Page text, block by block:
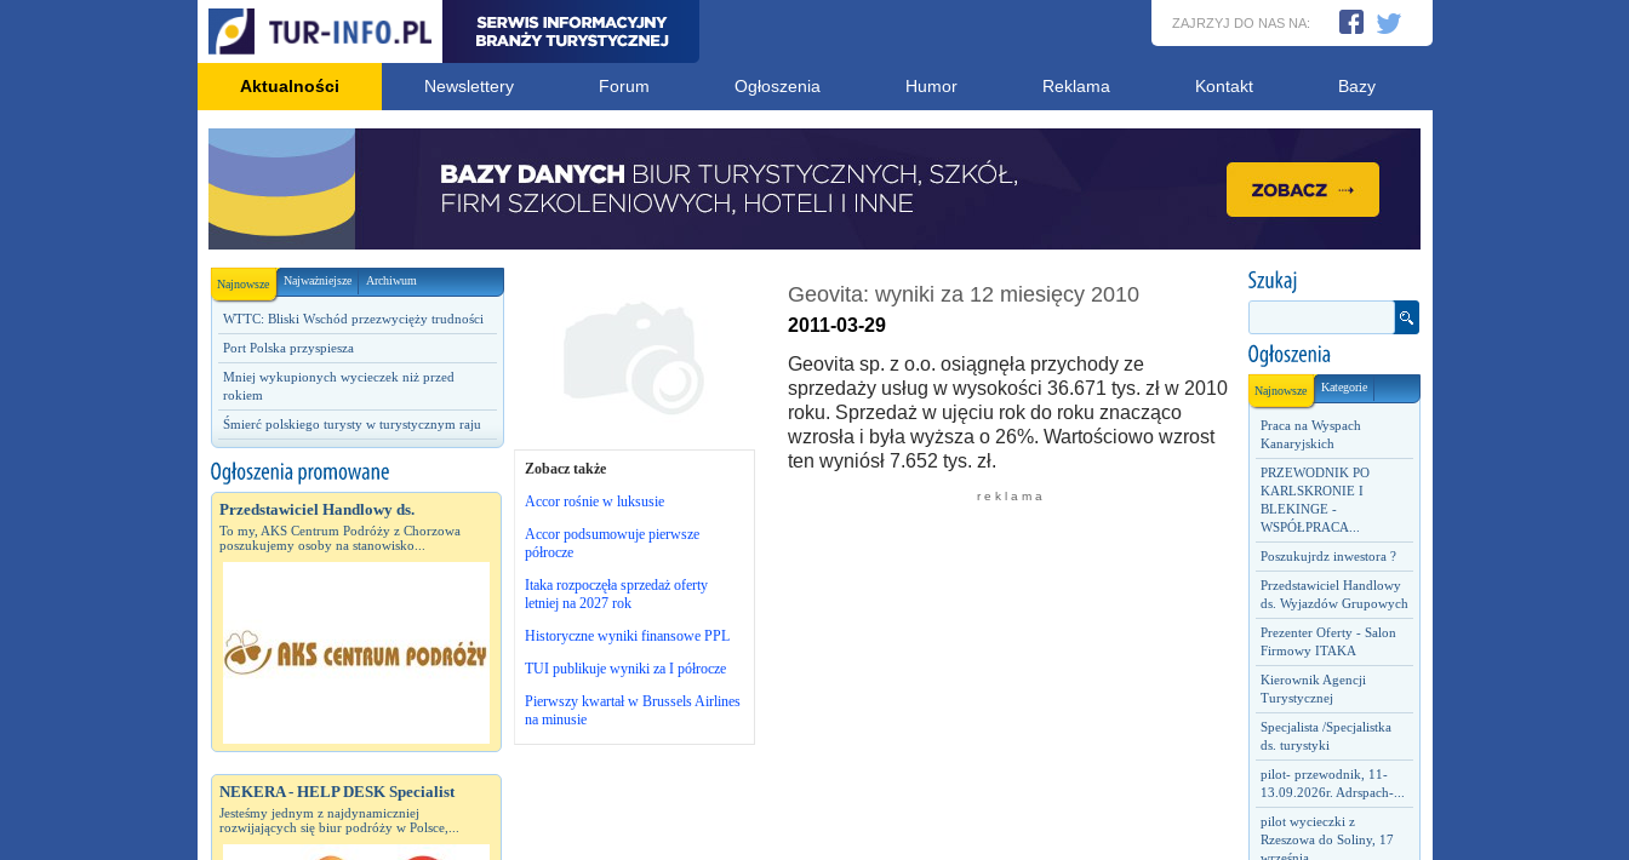
ZAJRZYJ DO NAS NA:
Aktualności Newslettery Forum Ogłoszenia Humor Reklama Kontakt Bazy
Najnowsze Najważniejsze Archiwum
WTTC: Bliski Wschód przezwycięży trudności
Port Polska przyspiesza
Mniej wykupionych wycieczek niż przed
rokiem
Śmierć polskiego turysty w turystycznym raju
Przedstawiciel Handlowy ds.
To my, AKS Centrum Podróży z Chorzowa
poszukujemy osoby na stanowisko...
NEKERA - HELP DESK Specialist
Jesteśmy jednym z najdynamiczniej
rozwijających się biur podróży w Polsce,...
Najnowsze Kategorie
Praca na Wyspach
Kanaryjskich
PRZEWODNIK PO
KARLSKRONIE I
BLEKINGE -
WSPÓŁPRACA...
Poszukujrdz inwestora ?
Przedstawiciel Handlowy
ds. Wyjazdów Grupowych
Prezenter Oferty - Salon
Firmowy ITAKA
Kierownik Agencji
Turystycznej
Specjalista /Specjalistka
ds. turystyki
pilot- przewodnik, 11-
13.09.2026r. Adrspach-...
pilot wycieczki z
Rzeszowa do Soliny, 17
Zobacz także
Accor rośnie w luksusie
Accor podsumowuje pierwsze
półrocze
Itaka rozpoczęła sprzedaż oferty
letniej na 2027 rok
Historyczne wyniki finansowe PPL
TUI publikuje wyniki za I półrocze
Pierwszy kwartał w Brussels Airlines
na minusie
Geovita: wyniki za 12 miesięcy 2010
2011-03-29
Geovita sp. z o.o. osiągnęła przychody ze
sprzedaży usług w wysokości 36.671 tys. zł w 2010
roku. Sprzedaż w ujęciu rok do roku znacząco
wzrosła i była wyższa o 26%. Wartościowo wzrost
ten wyniósł 7.652 tys. zł.
r e k l a m a